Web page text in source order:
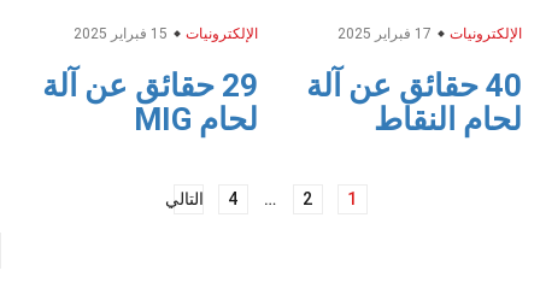
الإلكترونيات
40 حقائق عن آلة
لحام النقاط
الإلكترونيات
29 حقائق عن آلة
لحام MIG
1
2
…
4 التالي